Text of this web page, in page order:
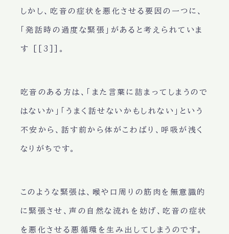
しかし、吃音の症状を悪化させる要因の一つに、
「発話時の過度な緊張」があると考えられていま
す [[3]]。
吃音のある方は、「また言葉に詰まってしまうので
はないか」「うまく話せないかもしれない」という
不安から、話す前から体がこわばり、呼吸が浅く
なりがちです。
このような緊張は、喉や口周りの筋肉を無意識的
に緊張させ、声の自然な流れを妨げ、吃音の症状
を悪化させる悪循環を生み出してしまうのです。